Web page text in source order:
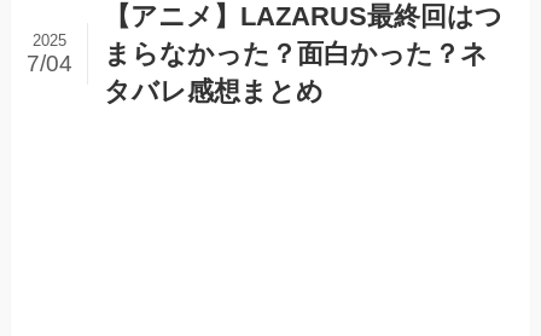
【アニメ】LAZARUS最終回はつ
まらなかった？面白かった？ネ
タバレ感想まとめ
2025
7/04